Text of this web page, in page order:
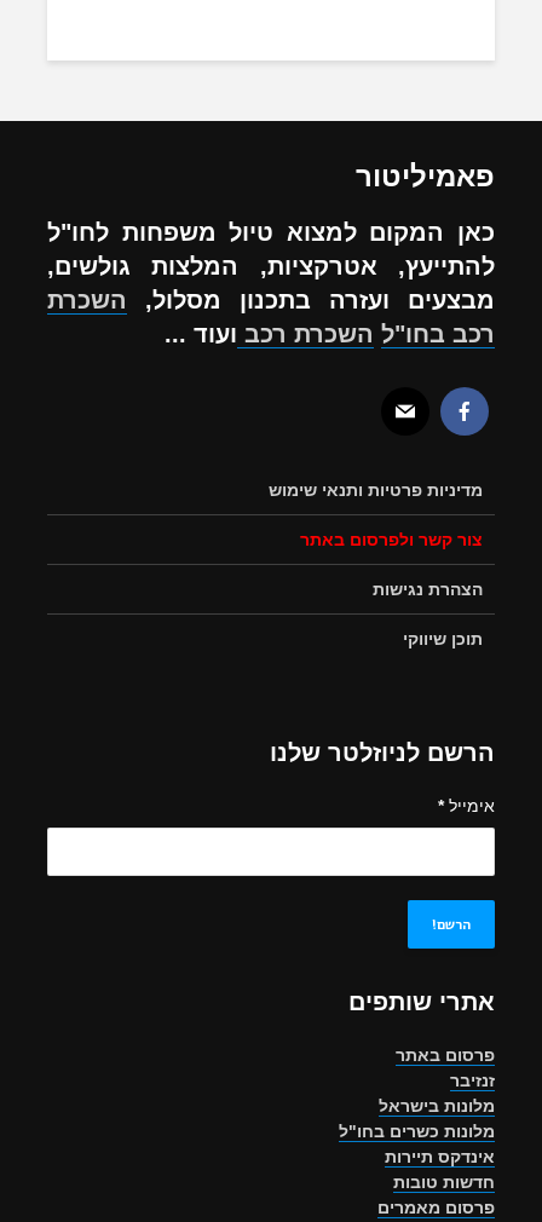
פאמיליטור
כאן המקום למצוא טיול משפחות לחו"ל
להתייעץ, אטרקציות, המלצות גולשים,
מבצעים ועזרה בתכנון מסלול, השכרת
רכב בחו"ל השכרת רכב ועוד ...
מדיניות פרטיות ותנאי שימוש
צור קשר ולפרסום באתר
הצהרת נגישות
תוכן שיווקי
הרשם לניוזלטר שלנו
אימייל*
אתרי שותפים
פרסום באתר
זנזיבר
מלונות בישראל
מלונות כשרים בחו"ל
אינדקס תיירות
חדשות טובות
פרסום מאמרים